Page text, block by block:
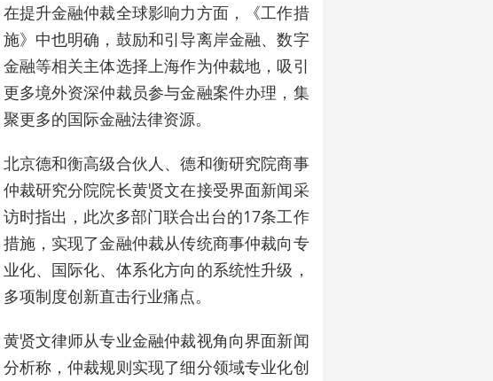
在提升金融仲裁全球影响力方面，《工作措
施》中也明确，鼓励和引导离岸金融、数字
金融等相关主体选择上海作为仲裁地，吸引
更多境外资深仲裁员参与金融案件办理，集
聚更多的国际金融法律资源。
北京德和衡高级合伙人、德和衡研究院商事
仲裁研究分院院长黄贤文在接受界面新闻采
访时指出，此次多部门联合出台的17条工作
措施，实现了金融仲裁从传统商事仲裁向专
业化、国际化、体系化方向的系统性升级，
多项制度创新直击行业痛点。
黄贤文律师从专业金融仲裁视角向界面新闻
分析称，仲裁规则实现了细分领域专业化创